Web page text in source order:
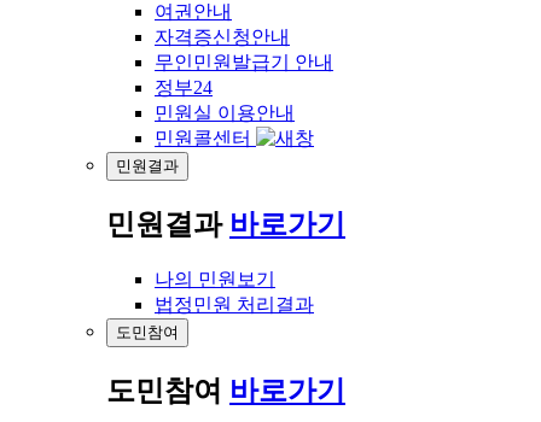
여권안내
자격증신청안내
무인민원발급기 안내
정부24
민원실 이용안내
민원콜센터
민원결과
민원결과 바로가기
나의 민원보기
법정민원 처리결과
도민참여
도민참여 바로가기